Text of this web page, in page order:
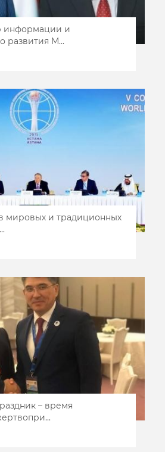
информации и
развития М...
мировых и традиционных
– время